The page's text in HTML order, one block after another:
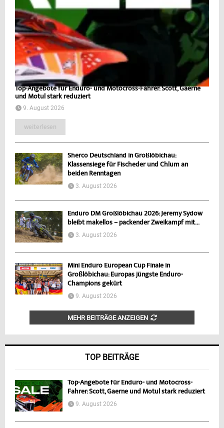
Top-Angebote für Enduro- und Motocross-Fahrer: Scott, Gaerne
und Motul stark reduziert
9. August 2026
weiterlesen
Sherco Deutschland in Großlöbichau:
Klassensiege für Fischeder und Chlum an
beiden Renntagen
3. August 2026
Enduro DM Großlöbichau 2026: Jeremy Sydow
bleibt makellos – packender Zweikampf mit...
3. August 2026
Mini Enduro European Cup Finale in
Großlöbichau: Europas jüngste Enduro-
Champions gekürt
9. August 2026
MEHR BEITRÄGE ANZEIGEN
TOP BEITRÄGE
Top-Angebote für Enduro- und Motocross-
Fahrer: Scott, Gaerne und Motul stark reduziert
9. August 2026